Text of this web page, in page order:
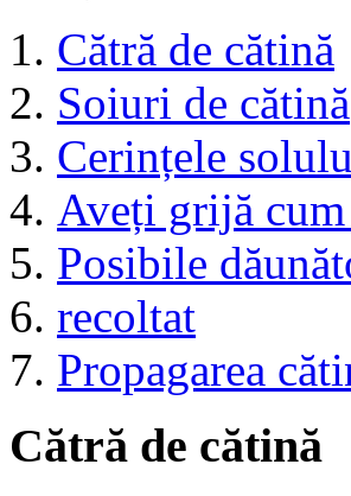
Cătră de cătină
Soiuri de cătină
Cerințele
Aveți grijă cum
Posibile
recoltat
Propagarea
Cătră de cătină